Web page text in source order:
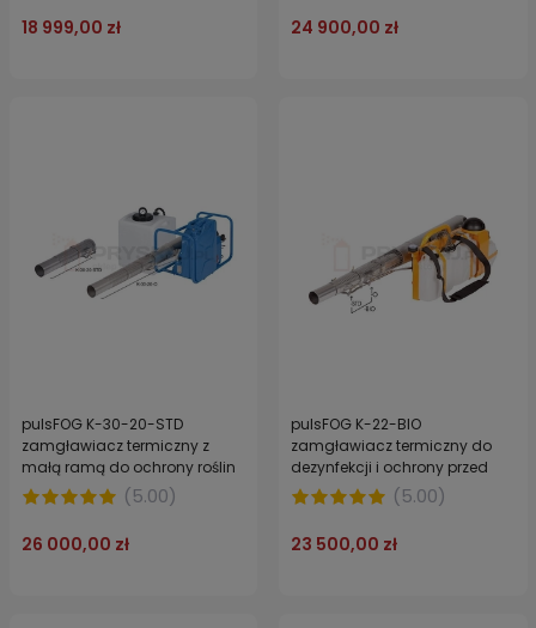
18 999,00 zł
inwentarskich
24 900,00 zł
pulsFOG K-30-20-STD
zamgławiacz termiczny z
małą ramą do ochrony roślin
(5.00)
26 000,00 zł
pulsFOG K-22-BIO
zamgławiacz termiczny do
dezynfekcji i ochrony przed
przymrozkami (5.00)
23 500,00 zł